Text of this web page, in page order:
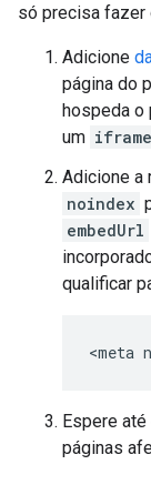
só precisa fazer
Adicione
página do
hospeda o
um iframe
Adicione a
noindex
embedUrl
qualificar
<meta
Espere
páginas